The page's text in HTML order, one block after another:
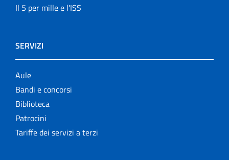
Il 5 per mille e l'ISS
SERVIZI
Aule
Bandi e concorsi
Biblioteca
Patrocini
Tariffe dei servizi a terzi